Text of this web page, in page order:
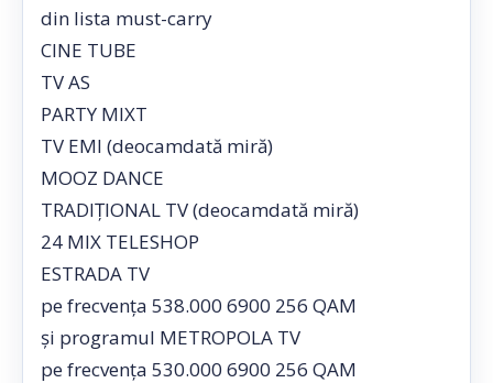
din lista must-carry
CINE TUBE
TV AS
PARTY MIXT
TV EMI (deocamdată miră)
MOOZ DANCE
TRADIȚIONAL TV (deocamdată miră)
24 MIX TELESHOP
ESTRADA TV
pe frecvența 538.000 6900 256 QAM
și programul METROPOLA TV
pe frecvența 530.000 6900 256 QAM